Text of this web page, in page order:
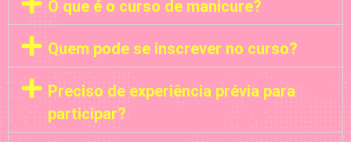
O que é o curso de manicure?
Quem pode se inscrever no curso?
Preciso de experiência prévia para
participar?